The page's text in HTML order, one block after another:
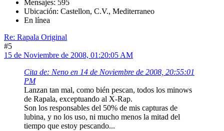
Mensajes: 595
Ubicación: Castellon, C.V., Mediterraneo
En línea
Re: Rapala Original
#5
15 de Noviembre de 2008, 01:20:05 AM
Cita de: Neno en 14 de Noviembre de 2008, 20:55:01
PM
Lanzan tan mal, como bién pescan, todos los minows
de Rapala, exceptuando al X-Rap.
Son los responsables del 50% de mis capturas de
lubina, y no los uso, ni mucho menos la mitad del
tiempo que estoy pescando...